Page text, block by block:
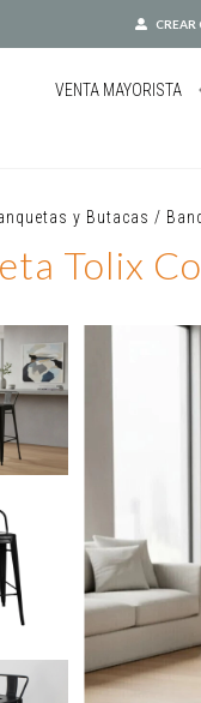
CREAR
VENTA MAYORISTA
y Butacas /
Tolix